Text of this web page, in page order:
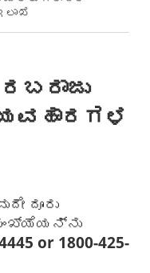
ದೂರು
or 1800-425-